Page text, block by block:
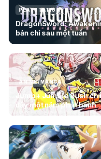
PLAYSTATION
DragonSword:
bản chỉ sau một tuần
ANIME/MANGA
Jump+ Jumble Rush
đầy một năm phát hành